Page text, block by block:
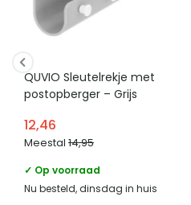
QUVIO Sleutelrekje met
postopberger – Grijs
12,46
Meestal 14,95
✓ Op voorraad
Nu besteld, dinsdag in huis